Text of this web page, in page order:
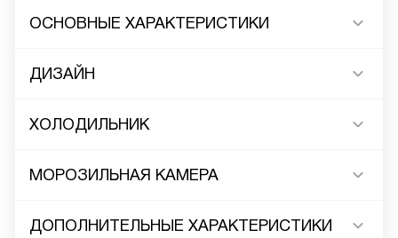
ОСНОВНЫЕ ХАРАКТЕРИСТИКИ
ДИЗАЙН
ХОЛОДИЛЬНИК
МОРОЗИЛЬНАЯ КАМЕРА
ДОПОЛНИТЕЛЬНЫЕ ХАРАКТЕРИСТИКИ